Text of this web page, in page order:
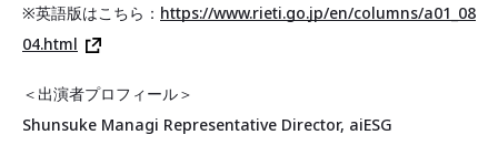
※英語版はこちら： https://www.rieti.go.jp/en/columns/a01_08
04.html
＜出演者プロフィール＞
Shunsuke Managi Representative Director, aiESG